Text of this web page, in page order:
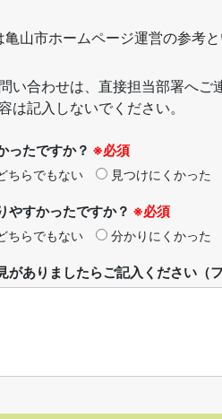
山市ホームページ運営の参考
い合わせは、直接担当部署へご
は記入しないでください。
ったですか？ ※必須
ちらでもない 見つけにくかった
やすかったですか？ ※必須
ちらでもない 分かりにくかった
がありましたらご記入ください